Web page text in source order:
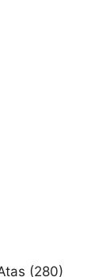
(280)